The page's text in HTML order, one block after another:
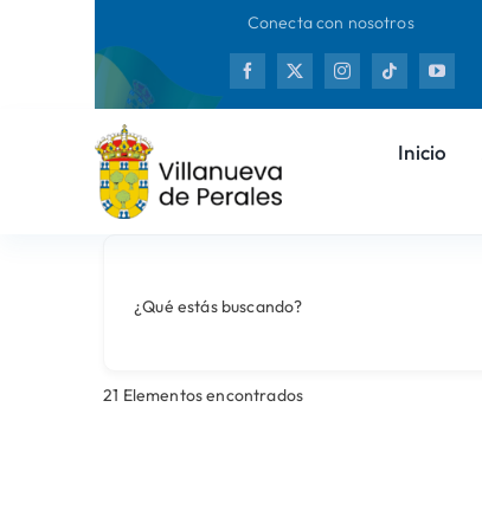
Conecta con nosotros
Inicio
¿Qué estás buscando?
21 Elementos encontrados